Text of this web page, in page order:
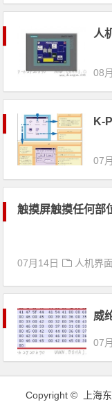
人
08
K-
07
触摸屏触摸任何部
07月14日 人机界
威
07
Copyright © 上海东